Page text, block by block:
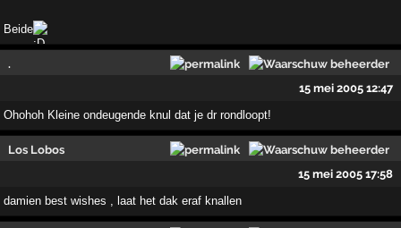
Beide
.
15 mei 2005 12:47
Ohohoh Kleine ondeugende knul dat je dr rondloopt!
Los Lobos
15 mei 2005 17:58
damien best wishes , laat het dak eraf knallen